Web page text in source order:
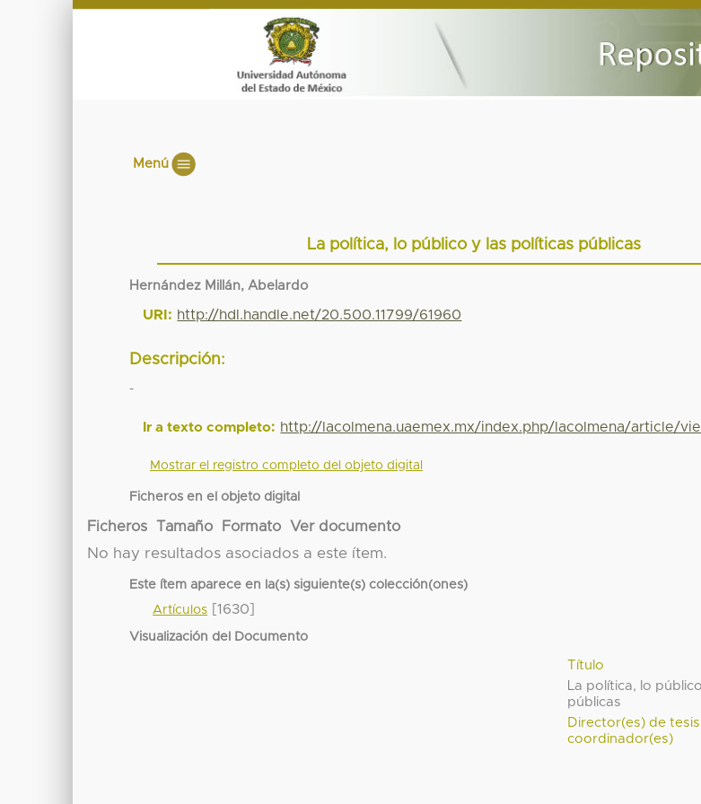
Menú
La política, lo público y las políticas públicas
Hernández Millán, Abelardo
URI: http://hdl.handle.net/20.500.11799/61960
Descripción:
-
Ir a texto completo: http://lacolmena.uaemex.mx/index.php/lacolmena/article/
Mostrar el registro completo del objeto digital
Ficheros en el objeto digital
Ficheros Tamaño Formato
Ver documento
No hay resultados asociados a este ítem.
Este ítem aparece en la(s) siguiente(s) colección(ones)
Artículos [1630]
Visualización del Documento
Título
La política, lo
públicas
Director(es) de
coordinador(es)